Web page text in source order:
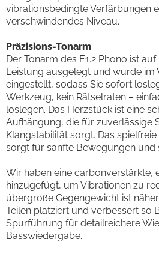
vibrationsbedingte Verfärbungen
verschwindendes Niveau.
Präzisions-Tonarm
Der Tonarm des E1.2 Phono ist
Leistung ausgelegt und wurde im
eingestellt, sodass Sie sofort
Werkzeug, kein Rätselraten –
loslegen. Das Herzstück ist eine
Aufhängung, die für zuverlässige
Klangstabilität sorgt. Das
sorgt für sanfte Bewegungen und
Wir haben eine carbonverstärkte,
hinzugefügt, um Vibrationen zu
übergroße Gegengewicht ist
Teilen platziert und verbessert so
Spurführung für detailreichere
Basswiedergabe.